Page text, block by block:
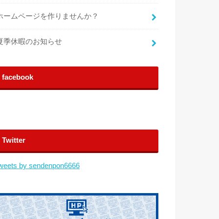
ームページを作りませんか？
季休暇のお知らせ
facebook
Twitter
by sendenpon6666